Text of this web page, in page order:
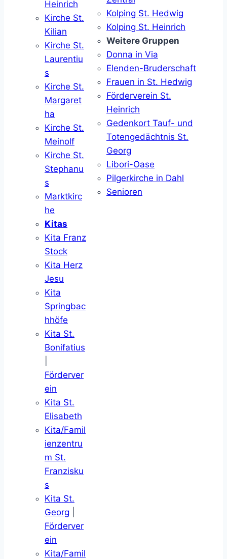
Heinrich
Kirche St.
Kilian
Kirche St.
Laurentiu
s
Kirche St.
Margaret
ha
Kirche St.
Meinolf
Kirche St.
Stephanu
s
Marktkirc
he
Kitas
Kita Franz
Stock
Kita Herz
Jesu
Kita
Springbac
hhöfe
Kita St.
Bonifatius
Förderver
ein
Kita St.
Elisabeth
Kita/Famil
ienzentru
m St.
Franzisku
s
Kita St.
Georg
Förderver
ein
Kita/Famil
Kolping St. Hedwig
Kolping St. Heinrich
Weitere Gruppen
Donna in Via
Elenden-Bruderschaft
Frauen in St. Hedwig
Förderverein St.
Heinrich
Gedenkort Tauf- und
Totengedächtnis St.
Georg
Libori-Oase
Pilgerkirche in Dahl
Senioren